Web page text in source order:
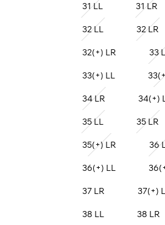
31 LL 31 LR
32 LL 32 LR
32(+) LR 33
33(+) LL
34 LR 34(+)
35 LL 35 LR
35(+) LR 36
36(+) LL
37 LR 37(+)
38 LL 38 LR